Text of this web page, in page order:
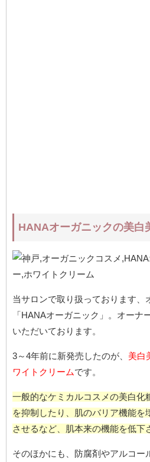
HANAオーガニックの美白
当サロンで取り扱っております、
「HANAオーガニック」。オー
いただいております。
3～4年前に新発売したのが、 美白
ワイトクリームです。
一般的なケミカルコスメの美白化
を抑制したり、肌のバリア機能
させるなど、肌本来の機能を低下
そのほかにも、防腐剤やアルコ